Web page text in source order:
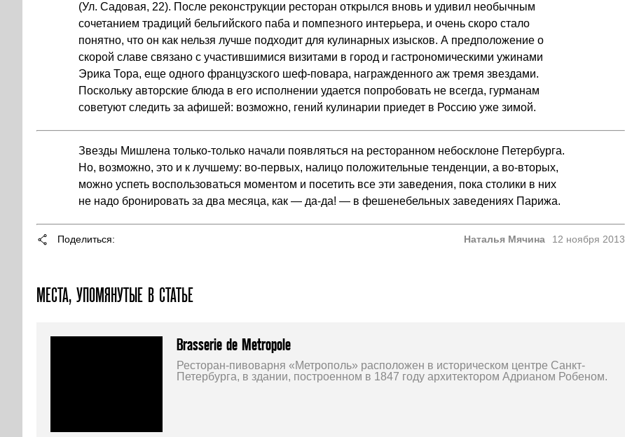
(Ул. Садовая, 22). После реконструкции ресторан открылся вновь и удивил необычным
сочетанием традиций бельгийского паба и помпезного интерьера, и очень скоро стало
понятно, что он как нельзя лучше подходит для кулинарных изысков. А предположение о
скорой славе связано с участившимися визитами в город и гастрономическими ужинами
Эрика Тора, еще одного французского шеф-повара, награжденного аж тремя звездами.
Поскольку авторские блюда в его исполнении удается попробовать не всегда, гурманам
советуют следить за афишей: возможно, гений кулинарии приедет в Россию уже зимой.
Звезды Мишлена только-только начали появляться на ресторанном небосклоне Петербурга.
Но, возможно, это и к лучшему: во-первых, налицо положительные тенденции, а во-вторых,
можно успеть воспользоваться моментом и посетить все эти заведения, пока столики в них
не надо бронировать за два месяца, как — да-да! — в фешенебельных заведениях Парижа.
Поделиться Наталья Мячина 12 ноября 2013
МЕСТА, УПОМЯНУТЫЕ В СТАТЬЕ
Brasserie de Metropole
Ресторан-пивоварня «Метрополь» расположен в историческом центре Санкт-
Петербурга, в здании, построенном в 1847 году архитектором Адрианом Робеном.